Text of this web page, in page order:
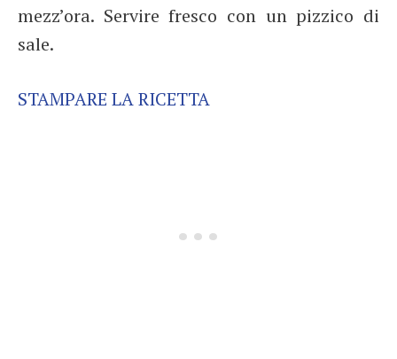
mezz’ora. Servire fresco con un pizzico di
sale.
STAMPARE LA RICETTA